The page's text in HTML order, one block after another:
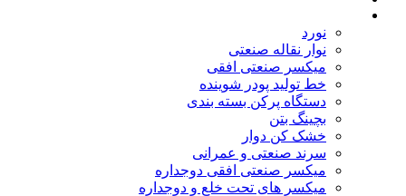
نورد
نوار نقاله صنعتی
ميكسر صنعتی افقی
خط تولید پودر شوينده
دستگاه پرکن بسته بندی
بچينگ بتن
خشک کن دوار
سرند صنعتی و عمرانی
میکسر صنعتی افقی دوجداره
میکسر های تحت خلع و دوجداره